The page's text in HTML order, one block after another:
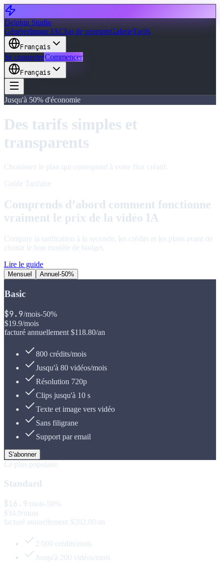
Delphin Studio
GénérerImage IAChat de promptsGalerieTarifs
Français
Se connecterCommencer
Français
Jusqu'à 50% d'économie
Des tarifs simples et
transparents
Choisissez le plan qui correspond à votre flux créatif.
Guide Tarifaire
Comprends d’abord comment fonctionne
vraiment le prix de la vidéo IA
Compare la tarification à la seconde, les crédits et les plans avant de
choisir le bon modèle de budget.
Lire le guide
Mensuel Annuel-50%
Basic
$9.9/mois-50%
$19.9/mois
facturé annuellement $118.80/an
800 crédits/mois
Jusqu'à 80 vidéos/mois
Résolution 720p
Clips jusqu'à 10 s
Texte et image vers vidéo
Sans filigrane
Support par email
S'abonner
Le plus populaire
Standard
$16.9 /mois-50%
$ 34.9 /mois
facturé annuellement $202.80 /an
2 000 crédits/mois
Jusqu'à 200 vidéos/mois